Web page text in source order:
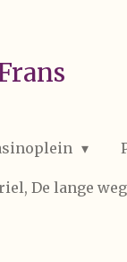
De lange